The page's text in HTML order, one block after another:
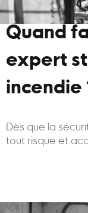
Quand
expert
incendie
Dès que la
tout risque et